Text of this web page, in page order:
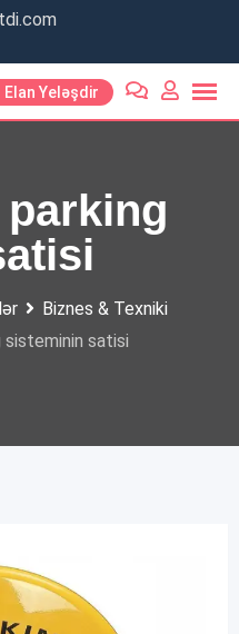
Elan Yeləşdir
Biznes & Texniki
satisi